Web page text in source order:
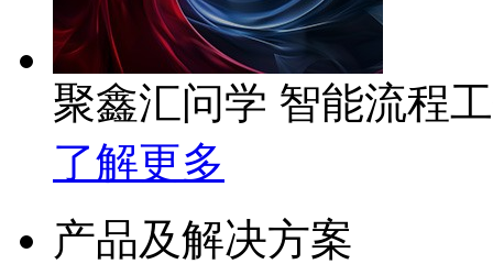
聚鑫汇问学 智能流程
了解更多
产品及解决方案